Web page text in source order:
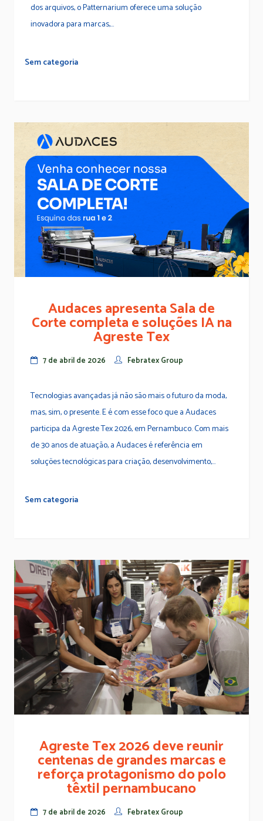
dos arquivos, o Patternarium oferece uma solução
inovadora para marcas,...
Sem categoria
Audaces apresenta Sala de
Corte completa e soluções IA na
Agreste Tex
7 de abril de 2026 Febratex Group
Tecnologias avançadas já não são mais o futuro da moda,
mas, sim, o presente. E é com esse foco que a Audaces
participa da Agreste Tex 2026, em Pernambuco. Com mais
de 30 anos de atuação, a Audaces é referência em
soluções tecnológicas para criação, desenvolvimento,...
Sem categoria
Agreste Tex 2026 deve reunir
centenas de grandes marcas e
reforça protagonismo do polo
têxtil pernambucano
7 de abril de 2026 Febratex Group